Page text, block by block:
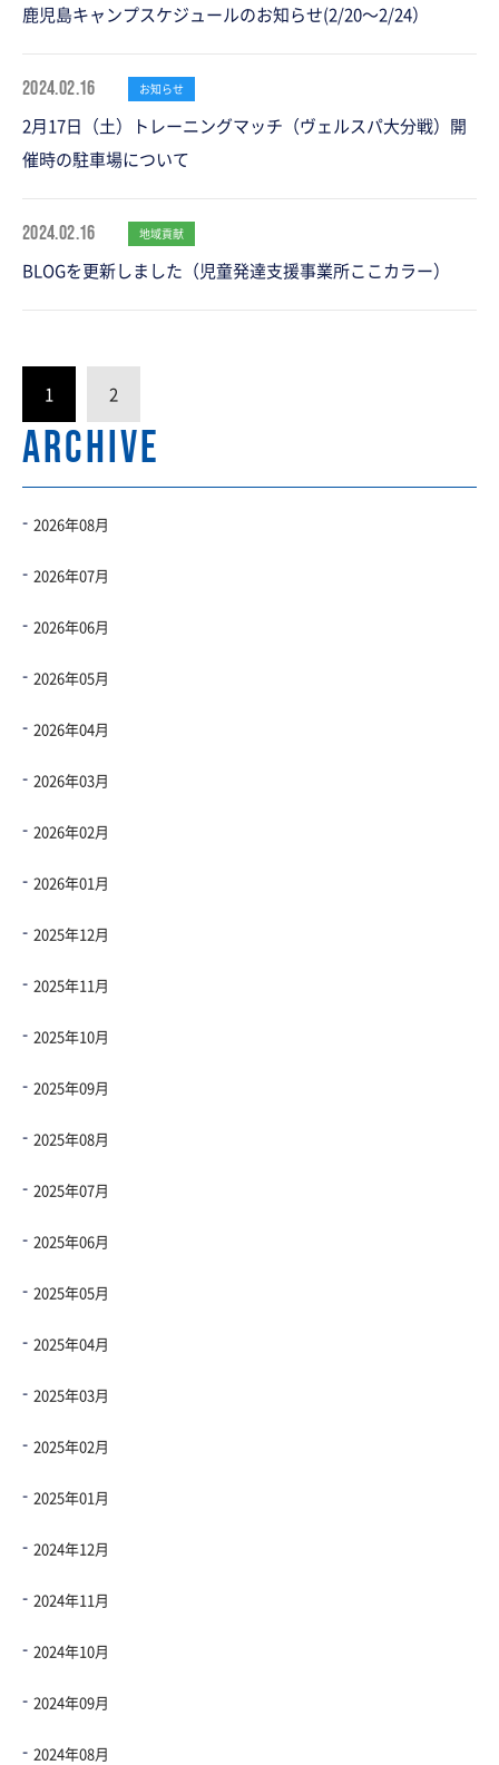
鹿児島キャンプスケジュールのお知らせ(2/20～2/24）
2024.02.16 お知らせ
2月17日（土）トレーニングマッチ（ヴェルスパ大分戦）開
催時の駐車場について
2024.02.16 地域貢献
BLOGを更新しました（児童発達支援事業所ここカラー）
1 2
ARCHIVE
2026年08月
2026年07月
2026年06月
2026年05月
2026年04月
2026年03月
2026年02月
2026年01月
2025年12月
2025年11月
2025年10月
2025年09月
2025年08月
2025年07月
2025年06月
2025年05月
2025年04月
2025年03月
2025年02月
2025年01月
2024年12月
2024年11月
2024年10月
2024年09月
2024年08月